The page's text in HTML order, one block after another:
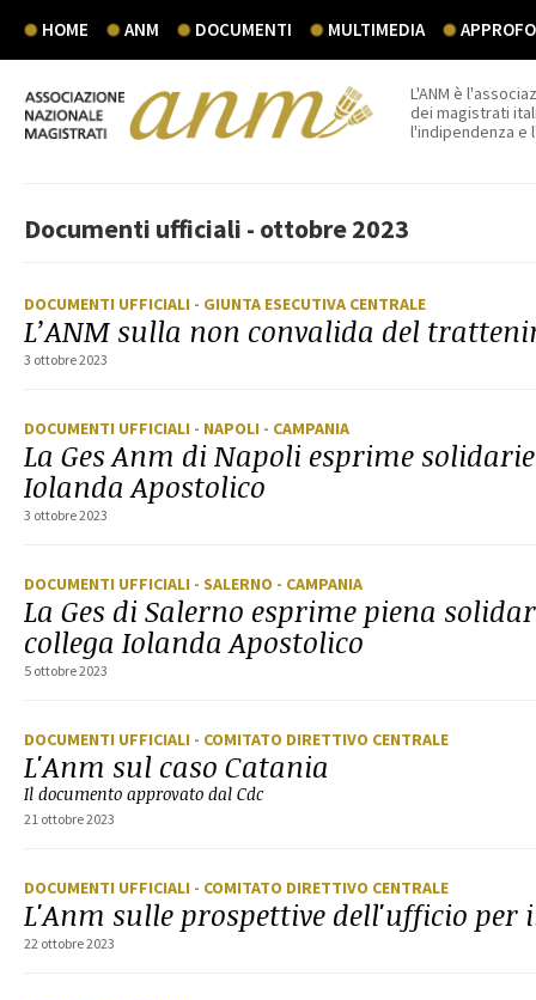
HOME ANM DOCUMENTI MULTIMEDIA
L'ANM è
dei magistrati
l'indipendenza e
Documenti ufficiali - ottobre 2023
DOCUMENTI UFFICIALI - GIUNTA ESECUTIVA CENTRALE
L’ANM sulla non convalida del
3 ottobre 2023
DOCUMENTI UFFICIALI - NAPOLI - CAMPANIA
La Ges Anm di Napoli esprime
Iolanda Apostolico
3 ottobre 2023
DOCUMENTI UFFICIALI - SALERNO - CAMPANIA
La Ges di Salerno esprime piena
collega Iolanda Apostolico
5 ottobre 2023
DOCUMENTI UFFICIALI - COMITATO DIRETTIVO CENTRALE
L'Anm sul caso Catania
Il documento approvato dal Cdc
21 ottobre 2023
DOCUMENTI UFFICIALI - COMITATO DIRETTIVO CENTRALE
L'Anm sulle prospettive dell'ufficio per
22 ottobre 2023